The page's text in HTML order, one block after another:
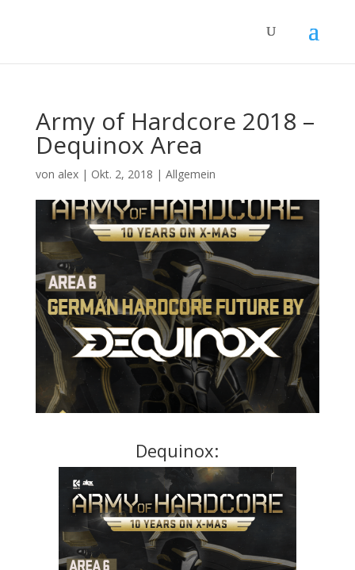
Army of Hardcore 2018 –
Dequinox Area
von alex| Okt. 2, 2018 | Allgemein
Dequinox: